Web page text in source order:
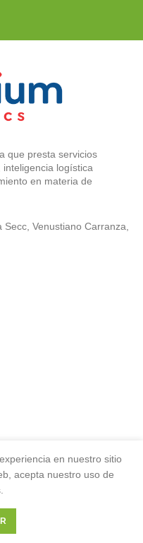
que presta servicios
logística
en materia de
Venustiano Carranza,
en nuestro sitio
acepta nuestro uso de